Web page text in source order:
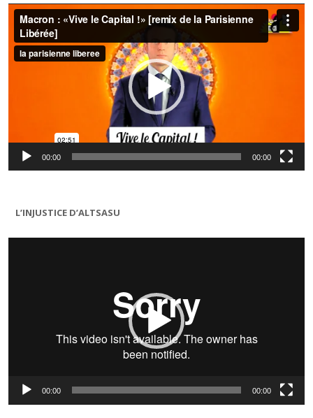
Lecteur
vidéo
00:00 00:00
L’INJUSTICE D’ALTSASU
Lecteur
00:00 00:00